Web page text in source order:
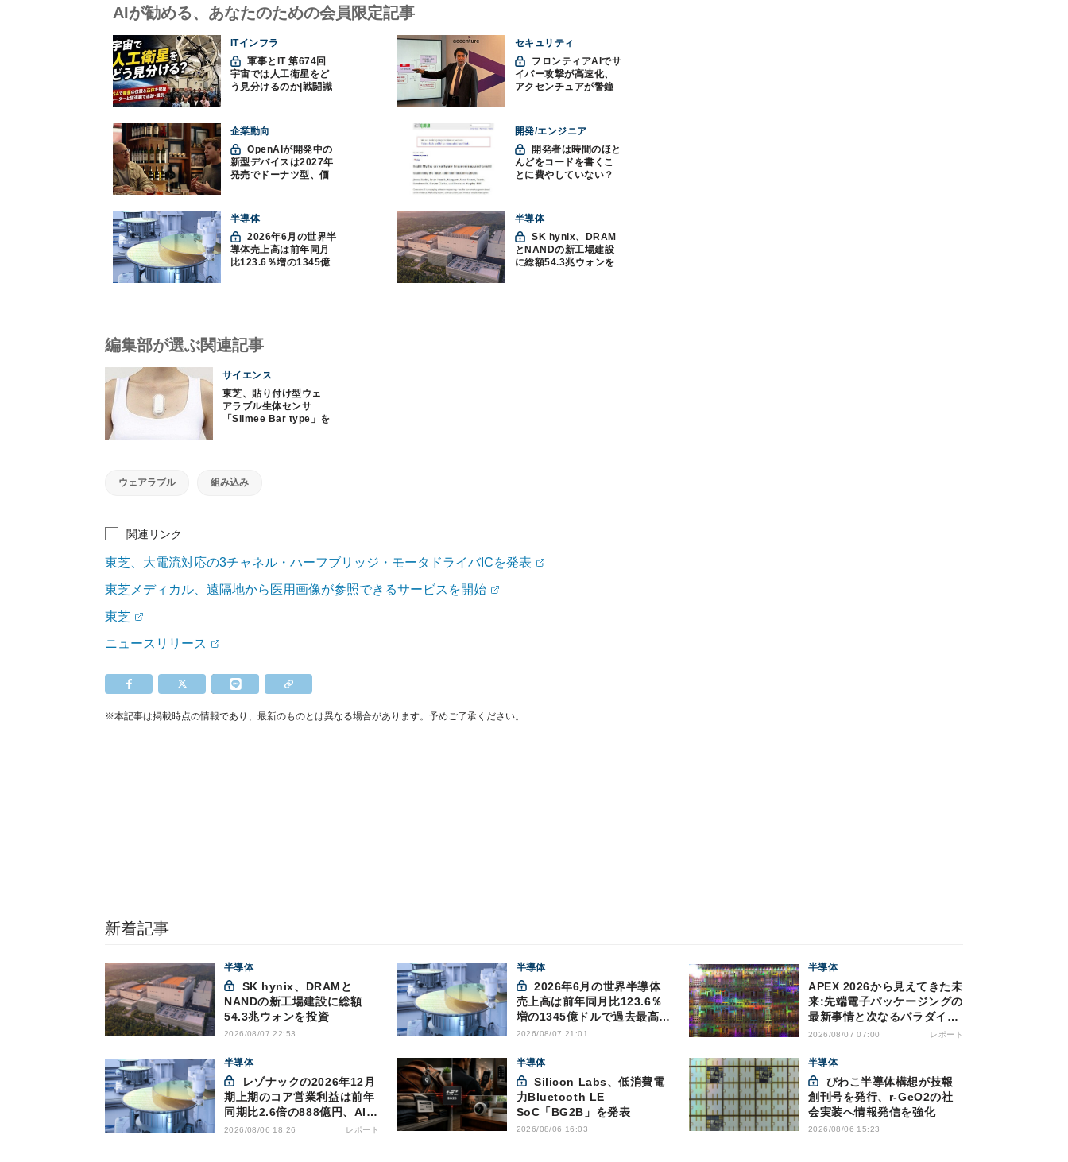
AIが勧める、あなたのための会員限定記事
ITインフラ
軍事とIT 第674回
宇宙では人工衛星をど
う見分けるのか|戦闘識
セキュリティ
イバー攻撃が高速化、
アクセンチュアが警鐘
企業動向
OpenAIが開発中の
新型デバイスは2027年
発売でドーナツ型、価
開発/エンジニア
んどをコードを書くこ
とに費やしていない？
つの神話への賛否
半導体
2026年6月の世界半
導体売上高は前年同月
比123.6％増の1345億
半導体
SK hynix、DRAM
とNANDの新工場建設
に総額54.3兆ウォンを
編集部が選ぶ関連記事
サイエンス
東芝、貼り付け型ウェ
アラブル生体センサ
「Silmee Bar type」を
ウェアラブル 組み込み
関連リンク
東芝、大電流対応の3チャネル・ハーフブリッジ・モータドライバICを発表
東芝メディカル、遠隔地から医用画像が参照できるサービスを開始
東芝
ニュースリリース
※本記事は掲載時点の情報であり、最新のものとは異なる場合があります。予めご了承ください。
新着記事
半導体
NANDの新工場建設に総額
54.3兆ウォンを投資
2026/08/07 22:53
半導体
2026年6月の世界半導体
売上高は前年同月比123.6％
増の1345億ドルで過去最高更
新 SIA調べ
2026/08/07 21:01
半導体
APEX 2026から見えてきた未
来:先端電子パッケージングの
最新事情と次なるパラダイム
シフト
2026/08/07 07:00 レポート
半導体
期上期のコア営業利益は前年
同期比2.6倍の888億円、AI向
け半導体材料が好調
2026/08/06 18:26 レポート
半導体
Silicon Labs、低消費電
力Bluetooth LE
SoC「BG2B」を発表
2026/08/06 16:03
半導体
創刊号を発行、r-GeO2の社
会実装へ情報発信を強化
2026/08/06 15:23